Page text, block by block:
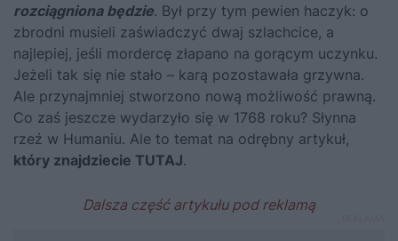
rozciągniona będzie. Był przy tym pewien haczyk: o
zbrodni musieli zaświadczyć dwaj szlachcice, a
najlepiej, jeśli mordercę złapano na gorącym uczynku.
Jeżeli tak się nie stało – karą pozostawała grzywna.
Ale przynajmniej stworzono nową możliwość prawną.
Co zaś jeszcze wydarzyło się w 1768 roku? Słynna
rzeź w Humaniu. Ale to temat na odrębny artykuł,
który znajdziecie TUTAJ.